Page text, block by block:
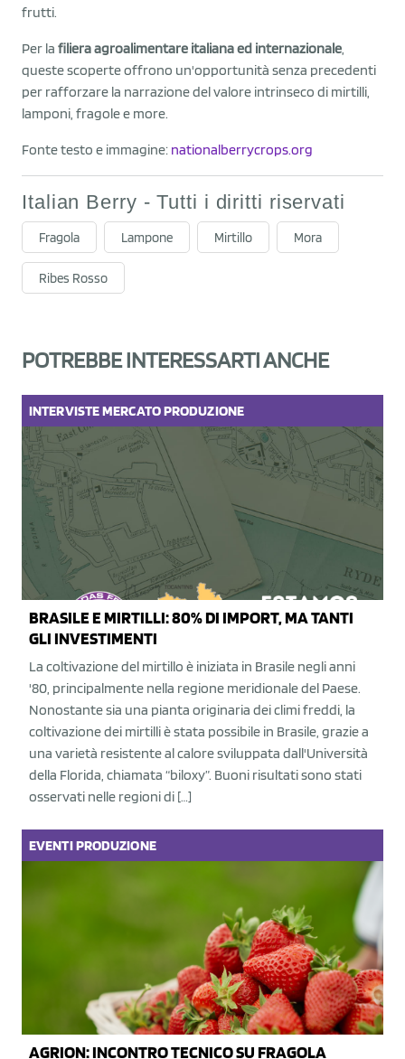
frutti.
Per la filiera agroalimentare italiana ed internazionale
queste scoperte offrono un'opportunità senza precedenti
per rafforzare la narrazione del valore intrinseco di mirtilli,
lamponi, fragole e more.
Fonte testo e immagine: nationalberrycrops.org
Italian Berry - Tutti i diritti riservati
Fragola Lampone Mirtillo Mora
Ribes Rosso
POTREBBE INTERESSARTI ANCHE
INTERVISTEMERCATOPRODUZIONE
BRASILE E MIRTILLI: 80% DI IMPORT, MA TANTI
GLI INVESTIMENTI
La coltivazione del mirtillo è iniziata in Brasile negli anni
'80, principalmente nella regione meridionale del Paese.
Nonostante sia una pianta originaria dei climi freddi, la
coltivazione dei mirtilli è stata possibile in Brasile, grazie a
una varietà resistente al calore sviluppata dall'Università
della Florida, chiamata “biloxy”. Buoni risultati sono stati
osservati nelle regioni di […]
EVENTIPRODUZIONE
AGRION: INCONTRO TECNICO SU FRAGOLA